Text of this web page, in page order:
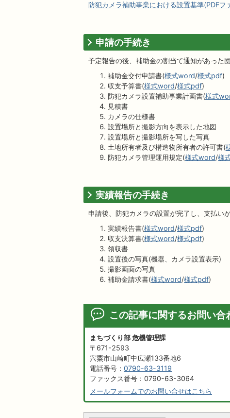
防犯カメラ補助事業における設置基準(PDFフ
申請の手続き
予定報告の後、補助金の割当て通知があった
補助金交付申請書(様式word/様式pdf)
収支予算書(様式word/様式pdf)
防犯カメラ設置補助事業計画書(様式
見積書
カメラの仕様書
設置場所と撮影方向を表示した地図
設置場所と撮影場所を写した写真
土地所有者及び構造物所有者の許可書(
防犯カメラ管理運用規定(様式word/様
実績報告の手続き
申請後、防犯カメラの設置が完了し、支払い
実績報告書(様式word/様式pdf)
収支決算書(様式word/様式pdf)
領収書
設置後の写真(機器、カメラ設置表示)
撮影画面の写真
補助金請求書(様式word/様式pdf)
この記事に関するお問い合
まちづくり部 危機管理課
〒671-2593
宍粟市山崎町中広瀬133番地6
電話番号： 0790-63-3119
ファックス番号：0790-63-3064
メールフォームでのお問い合せはこちら